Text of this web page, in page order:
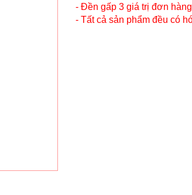
- Đền gấp 3 giá trị đơn
- Tất cả sản phẩm đều có